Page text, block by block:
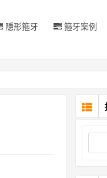
隱形箍牙 箍牙案例